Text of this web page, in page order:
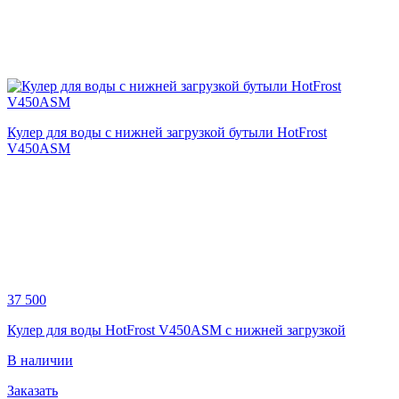
Кулер для воды с нижней загрузкой бутыли HotFrost
V450ASM
37 500
Кулер для воды HotFrost V450ASM с нижней загрузкой
В наличии
Заказать